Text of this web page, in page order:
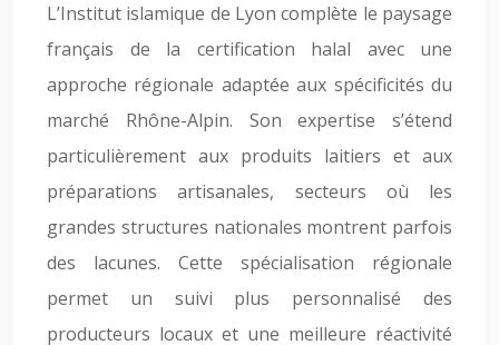
L’Institut islamique de Lyon complète le paysage
français de la certification halal avec une
approche régionale adaptée aux spécificités du
marché Rhône-Alpin. Son expertise s’étend
particulièrement aux produits laitiers et aux
préparations artisanales, secteurs où les
grandes structures nationales montrent parfois
des lacunes. Cette spécialisation régionale
permet un suivi plus personnalisé des
producteurs locaux et une meilleure réactivité